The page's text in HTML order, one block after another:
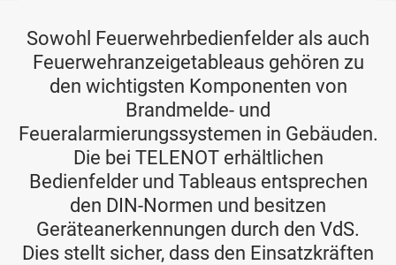
Sowohl Feuerwehrbedienfelder als auch
Feuerwehranzeigetableaus gehören zu
den wichtigsten Komponenten von
Brandmelde- und
Feueralarmierungssystemen in Gebäuden.
Die bei TELENOT erhältlichen
Bedienfelder und Tableaus entsprechen
den DIN-Normen und besitzen
Geräteanerkennungen durch den VdS.
Dies stellt sicher, dass den Einsatzkräften